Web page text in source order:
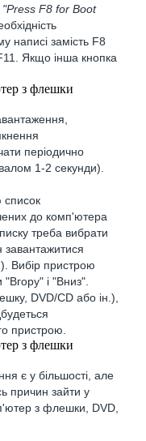
"Press F8 for Boot
написі замість F8
Якщо інша кнопка
періодично
1-2 секунди).
список
до комп'ютера
треба вибрати
завантажитися
Вибір пристрою
"Вгору" і "Вниз".
DVD/CD або ін.),
пристрою.
є у більшості, але
причин зайти у
з флешки, DVD,